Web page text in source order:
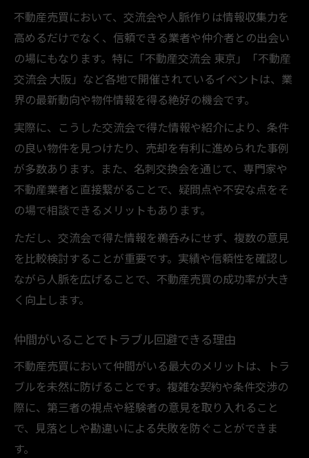
不動産売買において、交流会や人脈作りは情報収集力を
高めるだけでなく、信頼できる業者や仲介者との出会い
の場にもなります。特に「不動産交流会 東京」「不動産
交流会 大阪」など各地で開催されているイベントは、業
界の最新動向や物件情報を得る絶好の機会です。
実際に、こうした交流会で得た情報や紹介により、条件
の良い物件を見つけたり、売却を有利に進められた事例
が多数あります。また、名刺交換会を通じて、専門家や
不動産業者と直接繋がることで、疑問点や不安な点をそ
の場で相談できるメリットもあります。
ただし、交流会で得た情報を鵜呑みにせず、複数の意見
を比較検討することが重要です。実績や信頼性を確認し
ながら人脈を広げることで、不動産売買の成功率が大き
く向上します。
仲間がいることでトラブル回避できる理由
不動産売買において仲間がいる最大のメリットは、トラ
ブルを未然に防げることです。複雑な契約や条件交渉の
際に、第三者の視点や経験者の意見を取り入れること
で、見落としや勘違いによる失敗を防ぐことができま
す。